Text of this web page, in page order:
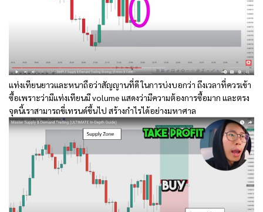
แท่งเทียนยาวและหนาถือว่าสัญญานที่ดี ในการบ่งบอกว่า ถึงเวลาที่ควรเข้า
ซื้อเพราะว่ามีแท่งเทียนมี volume แสดงว่ามีความต้องการซื้อมาก และตรง
จุดนี้เราสามารถขี่เทรนด์ขึ้นไป สร้างกำไรได้อย่างมหาศาล